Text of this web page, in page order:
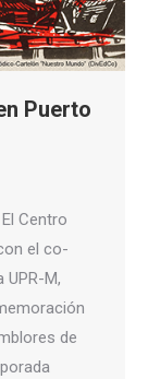
Puerto
Centro
el co-
UPR-M,
de